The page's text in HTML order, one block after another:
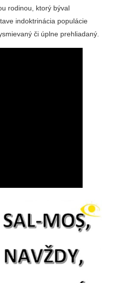
rodinou, ktorý býval
indoktrinácia populácie
či úplne prehliadaný.